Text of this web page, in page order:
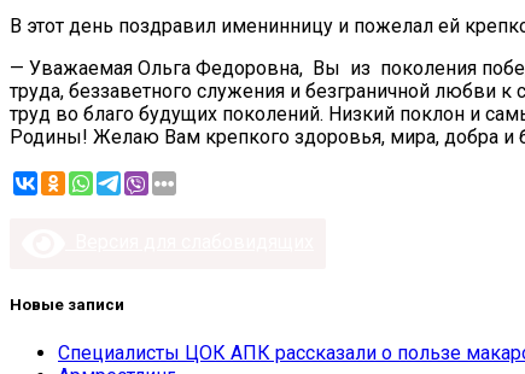
В этот день поздравил именинницу и пожелал ей
— Уважаемая Ольга Федоровна, Вы из поколения
труда, беззаветного служения и безграничной любви
труд во благо будущих поколений. Низкий поклон и
Родины! Желаю Вам крепкого здоровья, мира, добра и
Новые записи
Специалисты ЦОК АПК рассказали о пользе